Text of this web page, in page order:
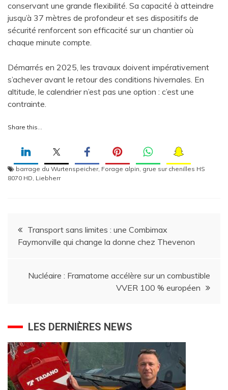
conservant une grande flexibilité. Sa capacité à atteindre
jusqu’à 37 mètres de profondeur et ses dispositifs de
sécurité renforcent son efficacité sur un chantier où
chaque minute compte.
Démarrés en 2025, les travaux doivent impérativement
s’achever avant le retour des conditions hivernales. En
altitude, le calendrier n’est pas une option : c’est une
contrainte.
Share this…
barrage du Wurtenspeicher, Forage alpin, grue sur chenilles HS
8070 HD, Liebherr
Navigation
de
l’article
Transport sans limites : une Combimax
Faymonville qui change la donne chez Thevenon
Nucléaire : Framatome accélère sur un combustible
VVER 100 % européen
LES DERNIÈRES NEWS